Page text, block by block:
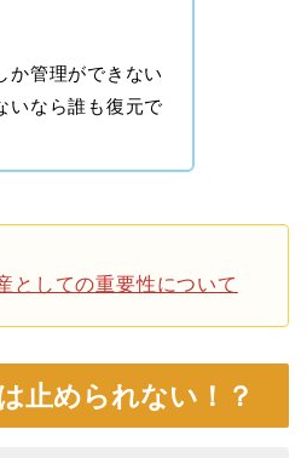
か管理ができない
いなら誰も復元で
としての重要性について
止められない！？